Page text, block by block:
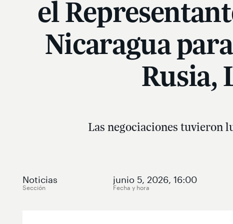
el
Nicaragua
Rusia,
Las negociaciones tuvieron
Noticias
Sección
junio 5, 2026, 16:00
Fecha y hora